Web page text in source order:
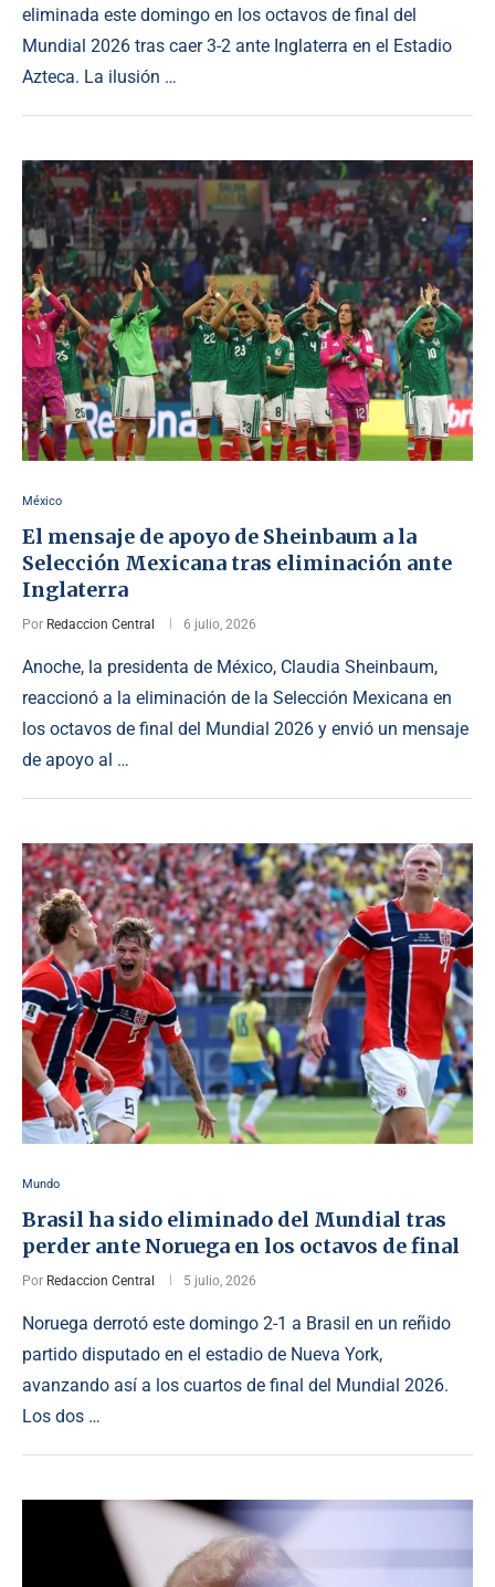
eliminada este domingo en los octavos de final del
Mundial 2026 tras caer 3-2 ante Inglaterra en el Estadio
Azteca. La ilusión …
México
El mensaje de apoyo de Sheinbaum a la
Selección Mexicana tras eliminación ante
Inglaterra
Por Redaccion Central 6 julio, 2026
Anoche, la presidenta de México, Claudia Sheinbaum,
reaccionó a la eliminación de la Selección Mexicana en
los octavos de final del Mundial 2026 y envió un mensaje
de apoyo al …
Mundo
Brasil ha sido eliminado del Mundial tras
perder ante Noruega en los octavos de final
Por Redaccion Central 5 julio, 2026
Noruega derrotó este domingo 2-1 a Brasil en un reñido
partido disputado en el estadio de Nueva York,
avanzando así a los cuartos de final del Mundial 2026.
Los dos …